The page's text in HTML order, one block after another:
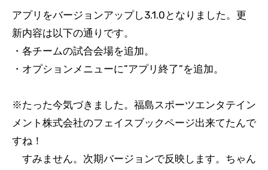
アプリをバージョンアップし3.1.0となりました。更
新内容は以下の通りです。
・各チームの試合会場を追加。
・オプションメニューに”アプリ終了”を追加。
※たった今気づきました。福島スポーツエンタテイン
メント株式会社のフェイスブックページ出来てたんで
すね！
すみません。次期バージョンで反映します。ちゃん